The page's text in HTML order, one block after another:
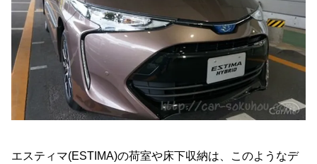
エスティマ(ESTIMA)の荷室や床下収納は、このようなデ